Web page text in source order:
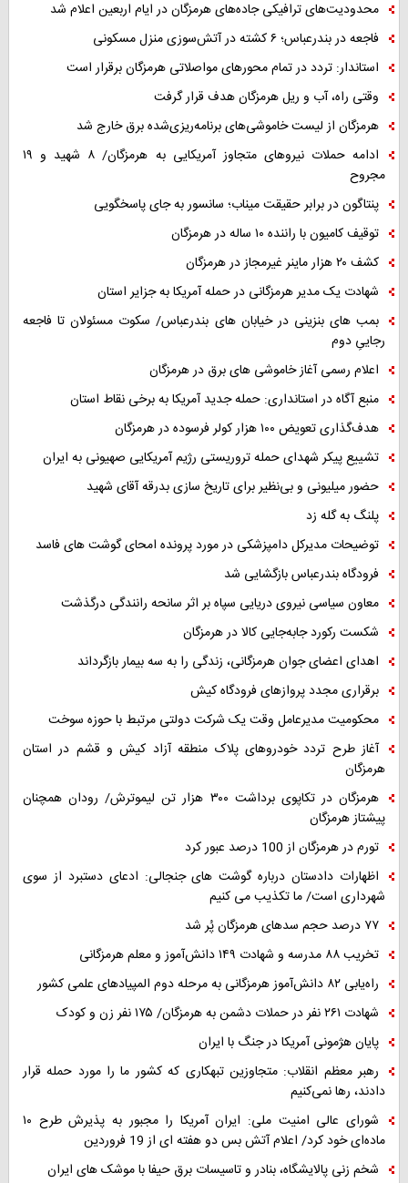
محدودیت‌های ترافیکی جاده‌های هرمزگان در ایام اربعین اعلام شد
فاجعه در بندرعباس؛ ۶ کشته در آتش‌سوزی منزل مسکونی
استاندار: تردد در تمام محورهای مواصلاتی هرمزگان برقرار است
وقتی راه، آب و ریل هرمزگان هدف قرار گرفت
هرمزگان از لیست خاموشی‌های برنامه‌ریزی‌شده برق خارج شد
ادامه حملات نیروهای متجاوز آمریکایی به هرمزگان/ ۸ شهید و ۱۹
مجروح
پنتاگون در برابر حقیقت میناب؛ سانسور به جای پاسخگویی
توقیف کامیون با راننده ۱۰ ساله در هرمزگان
کشف ۲۰ هزار ماینر غیرمجاز در هرمزگان
شهادت یک مدیر هرمزگانی در حمله آمریکا به جزایر استان
بمب های بنزینی در خیابان های بندرعباس/ سکوت مسئولان تا فاجعه
رجاییِ دوم
اعلام رسمی آغاز خاموشی های برق در هرمزگان
منبع آگاه در استانداری: حمله جدید آمریکا به برخی نقاط استان
هدف‌گذاری تعویض ۱۰۰ هزار کولر فرسوده در هرمزگان
تشییع پیکر شهدای حمله تروریستی رژیم آمریکایی صهیونی به ایران
حضور میلیونی و بی‌نظیر برای تاریخ سازی بدرقه آقای شهید
پلنگ به گله زد
توضیحات مدیرکل دامپزشکی در مورد پرونده امحای گوشت های فاسد
فرودگاه بندرعباس بازگشایی شد
معاون سیاسی نیروی دریایی سپاه بر اثر سانحه رانندگی درگذشت
شکست رکورد جابه‌جایی کالا در هرمزگان
اهدای اعضای جوان هرمزگانی، زندگی را به سه بیمار بازگرداند
برقراری مجدد پروازهای فرودگاه کیش
محکومیت مدیرعامل وقت یک شرکت دولتی مرتبط با حوزه سوخت
آغاز طرح تردد خودروهای پلاک منطقه آزاد کیش و قشم در استان
هرمزگان
هرمزگان در تکاپوی برداشت ۳۰۰ هزار تن لیموترش/ رودان همچنان
پیشتاز هرمزگان
تورم در هرمزگان از 100 درصد عبور کرد
اظهارات دادستان درباره گوشت های جنجالی: ادعای دستبرد از سوی
شهرداری است/ ما تکذیب می کنیم
۷۷ درصد حجم سدهای هرمزگان پُر شد
تخریب ۸۸ مدرسه و شهادت ۱۴۹ دانش‌آموز و معلم هرمزگانی
راه‌یابی ۸۲ دانش‌آموز هرمزگانی به مرحله دوم المپیادهای علمی کشور
شهادت ۲۶۱ نفر در حملات دشمن به هرمزگان/ ۱۷۵ نفر زن و کودک
پایان هژمونی آمریکا در جنگ با ایران
رهبر معظم انقلاب: متجاوزین تبهکاری که کشور ما را مورد حمله قرار
دادند، رها نمی‌کنیم
شورای عالی امنیت ملی: ایران آمریکا را مجبور به پذیرش طرح ۱۰
ماده‌ای خود کرد/ اعلام آتش بس دو هفته ای از 19 فروردین
شخم زنی پالایشگاه، بنادر و تاسیسات برق حیفا با موشک های ایران